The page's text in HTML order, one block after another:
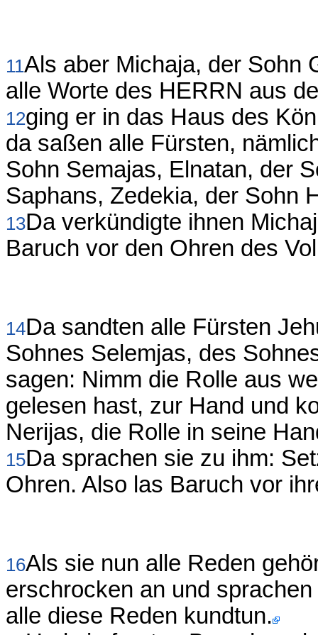
11Als aber Michaja, der Sohn
alle Worte des HERRN aus
12ging er in das Haus des
da saßen alle Fürsten,
Sohn Semajas, Elnatan, der
Saphans, Zedekia, der Sohn
13Da verkündigte ihnen
Baruch vor den Ohren des
14Da sandten alle Fürsten
Sohnes Selemjas, des
sagen: Nimm die Rolle aus
gelesen hast, zur Hand und
Nerijas, die Rolle in seine
15Da sprachen sie zu ihm:
Ohren. Also las Baruch vor
16Als sie nun alle Reden
erschrocken an und
alle diese Reden kundtun.